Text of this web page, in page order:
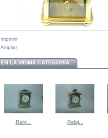
Imprimir
Ampliar
EN LA MISMA CATEGORÍA
Reloj... Reloj...